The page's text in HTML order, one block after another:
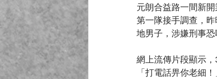
元朗合益路一間新
第一隊接手調查，
地男子，涉嫌刑事
網上流傳片段顯示
「打電話畀你老細